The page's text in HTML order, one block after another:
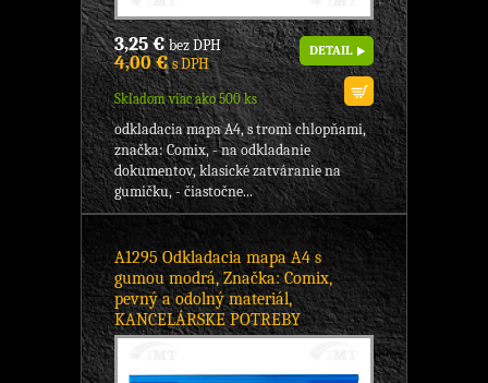
3,25 €bez DPH
4,00 €s DPH
Skladom viac ako 500 ks
DETAIL
odkladacia mapa A4, s tromi chlopňami,
značka: Comix, - na odkladanie
dokumentov, klasické zatváranie na
gumičku, - čiastočne...
A1295 Odkladacia mapa A4 s
gumou modrá, Značka: Comix,
pevný a odolný materiál,
KANCELÁRSKE POTREBY